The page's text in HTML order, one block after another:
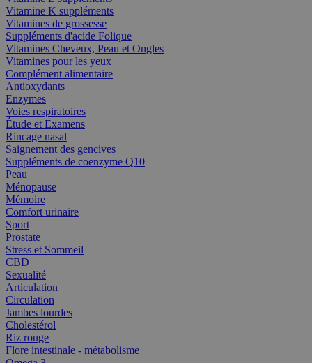
Vitamine K suppléments
Vitamines de grossesse
Suppléments d'acide Folique
Vitamines Cheveux, Peau et Ongles
Vitamines pour les yeux
Complément alimentaire
Antioxydants
Enzymes
Voies respiratoires
Étude et Examens
Rincage nasal
Saignement des gencives
Suppléments de coenzyme Q10
Peau
Ménopause
Mémoire
Comfort urinaire
Sport
Prostate
Stress et Sommeil
CBD
Sexualité
Articulation
Circulation
Jambes lourdes
Cholestérol
Riz rouge
Flore intestinale - métabolisme